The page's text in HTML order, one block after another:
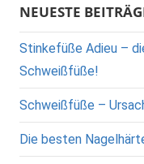
NEUESTE
Stinkefüße Adieu –
Schweißfüße!
Schweißfüße –
Die besten